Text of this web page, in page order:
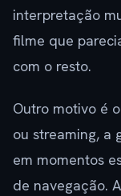
interpretação
filme que
com o resto.
Outro motivo é
ou streaming, a
em momentos
de navegação.